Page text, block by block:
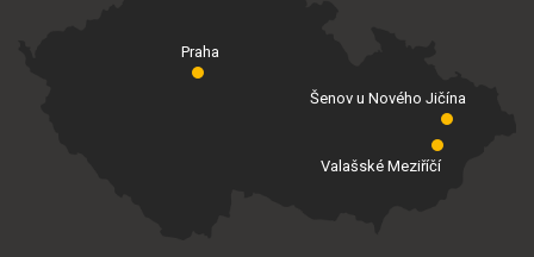
Praha
Valašské Meziříčí
Šenov u Nového Jičína